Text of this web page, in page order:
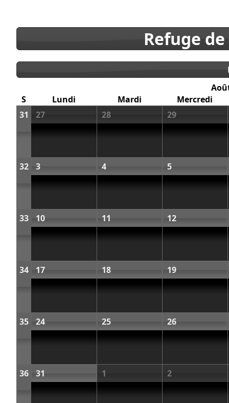
Refuge
S
Lundi Mardi
Mercredi
31
27 28 29
32 3 4 5
33 10 11 12
34 17 18 19
35 24 25 26
36 31 1 2